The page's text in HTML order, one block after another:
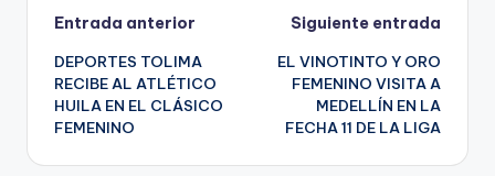
Navegación
de
entradas
Entrada anterior
DEPORTES TOLIMA
RECIBE AL ATLÉTICO
HUILA EN EL CLÁSICO
FEMENINO
Siguiente entrada
EL VINOTINTO Y ORO
FEMENINO VISITA A
MEDELLÍN EN LA
FECHA 11 DE LA LIGA